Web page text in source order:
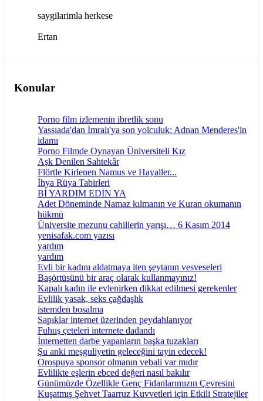
saygilarimla herkese
Ertan
Konular
Porno film izlemenin ibretlik sonu
Yassıada'dan İmralı'ya son yolculuk: Adnan Menderes'in
idamı
Porno Filmde Oynayan Üniversiteli Kız
Aşk Denilen Sahtekâr
Flörtle Kirlenen Namus ve Hayaller...
İhya Rüya Tabirleri
Bİ YARDIM EDİN YA
Adet Döneminde Namaz kılmanın ve Kuran okumanın
hükmü
Üniversite mezunu cahillerin yarışı… 6 Kasım 2014
yenisafak.com yazısı
yardım
yardım
Evli bir kadını aldatmaya iten şeytanın vesveseleri
Başörtüsünü bir araç olarak kullanmayınız!
Kapalı kadın ile evlenirken dikkat edilmesi gerekenler
Evlilik yasak, seks çağdaşlık
istemden bosalma
Sapıklar internet üzerinden peydahlanıyor
Fuhuş çeteleri internete dadandı
İnternetten darbe yapanların başka tuzakları
Şu anki meşguliyetin geleceğini tayin edecek!
Orospuya sponsor olmanın vebali var mıdır
Evlilikte eşlerin ebced değeri nasıl bakılır
Günümüzde Özellikle Genç Fidanlarımızın Çevresini
Kuşatmış Şehvet Taarruz Kuvvetleri için Etkili Stratejiler